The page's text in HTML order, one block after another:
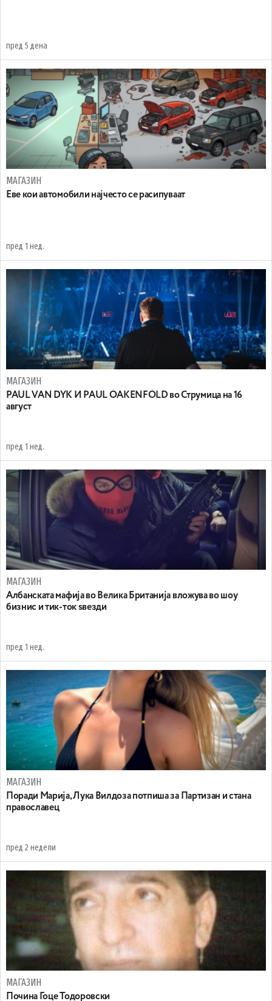
пред 5 дена
МАГАЗИН
Еве кои автомобили најчесто се расипуваат
пред 1 нед.
МАГАЗИН
PAUL VAN DYK И PAUL OAKENFOLD во Струмица на 16
август
пред 1 нед.
МАГАЗИН
Aлбанската мафија во Велика Британија вложува во шоу
бизнис и тик-ток ѕвезди
пред 1 нед.
МАГАЗИН
Поради Марија, Лука Вилдоза потпиша за Партизан и стана
православец
пред 2 недели
МАГАЗИН
Почина Гоце Тодоровски